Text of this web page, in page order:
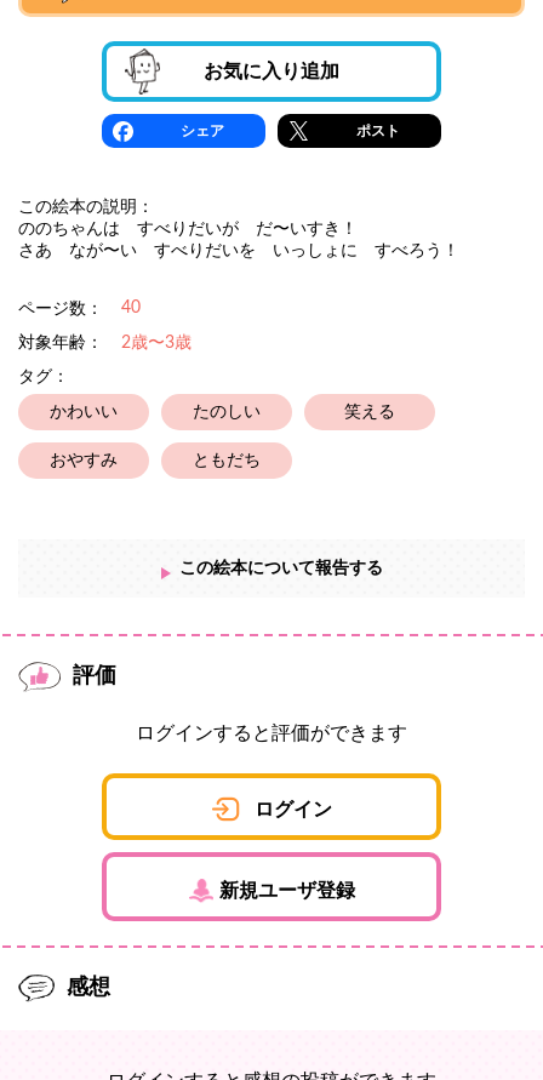
お気に入り追加
シェア ポスト
この絵本の説明：
ののちゃんは すべりだいが だ〜いすき！
さあ なが〜い すべりだいを いっしょに すべろう！
ページ数： 40
対象年齢：
2歳〜3歳
タグ：
かわいい たのしい 笑える
おやすみ ともだち
この絵本について報告する
評価
ログインすると評価ができます
ログイン
新規ユーザ登録
感想